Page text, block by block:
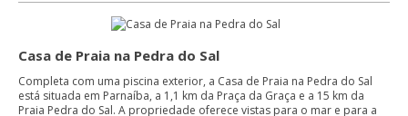
Casa de Praia na Pedra do Sal
Completa com uma piscina exterior, a Casa de Praia na Pedra do Sal
está situada em Parnaíba, a 1,1 km da Praça da Graça e a 15 km da
Praia Pedra do Sal. A propriedade oferece vistas para o mar e para a